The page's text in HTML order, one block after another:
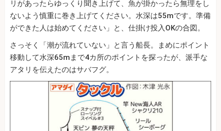
リがあったらゆっくり聞き上げて、魚が掛かったら無理をし
ないよう慎重に巻き上げてください。水深は55mです。準備
ができた人は始めてください」と、仕掛け投入OKの合図。
さっそく「潮が流れていない」と言う船長。まめにポイント
移動して水深65mまで4カ所のポイントを探ったが、派手な
アタリを伝えたのはサバフグ。